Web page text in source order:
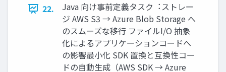
22.
Java 向け事前定義タスク︓ストレー
ジ AWS S3 → Azure Blob Storage へ
のスムーズな移⾏ ファイルI/O 抽象
化によるアプリケーションコードへ
の影響最⼩化 SDK 置換と互換性コー
ドの⾃動⽣成（AWS SDK → Azure